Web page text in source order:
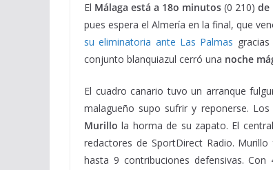
El Málaga está a 18o minutos (0 210)de
pues espera el Almería en la final, que
su eliminatoria ante Las Palmas
conjunto blanquiazul cerró una noche
El cuadro canario tuvo un arranque
malagueño supo sufrir y reponerse.
Murillo la horma de su zapato. El
redactores de SportDirect Radio.
hasta 9 contribuciones defensivas.